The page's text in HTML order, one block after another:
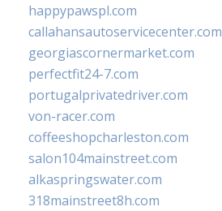
happypawspl.com
callahansautoservicecenter.com
georgiascornermarket.com
perfectfit24-7.com
portugalprivatedriver.com
von-racer.com
coffeeshopcharleston.com
salon104mainstreet.com
alkaspringswater.com
318mainstreet8h.com